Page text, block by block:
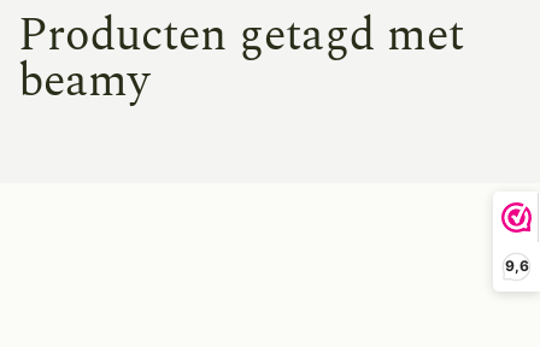
9,6
Producten getagd met
beamy